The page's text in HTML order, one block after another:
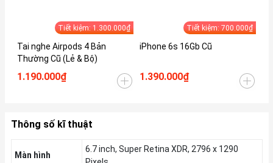
Tiết kiệm: 1.300.000₫
Tai nghe Airpods 4 Bản
Thường Cũ (Lẻ & Bộ)
1.190.000₫
Tiết kiệm: 700.000₫
iPhone 6s 16Gb Cũ
1.390.000₫
Thông số kĩ thuật
Màn hình
6.7 inch, Super Retina XDR, 2796 x 1290